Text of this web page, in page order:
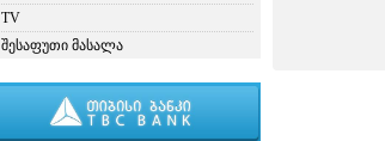
TV
შესაფუთი მასალა